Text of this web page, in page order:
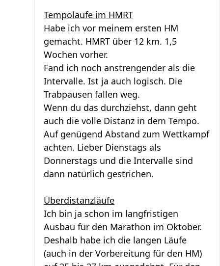
Tempoläufe im HMRT
Habe ich vor meinem ersten HM
gemacht. HMRT über 12 km. 1,5
Wochen vorher.
Fand ich noch anstrengender als die
Intervalle. Ist ja auch logisch. Die
Trabpausen fallen weg.
Wenn du das durchziehst, dann geht
auch die volle Distanz in dem Tempo.
Auf genügend Abstand zum Wettkampf
achten. Lieber Dienstags als
Donnerstags und die Intervalle sind
dann natürlich gestrichen.
Überdistanzläufe
Ich bin ja schon im langfristigen
Ausbau für den Marathon im Oktober.
Deshalb habe ich die langen Läufe
(auch in der Vorbereitung für den HM)